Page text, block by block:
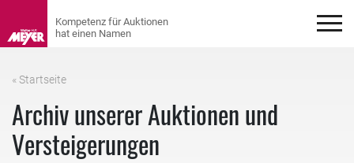
« Startseite
Archiv unserer Auktionen und
Versteigerungen